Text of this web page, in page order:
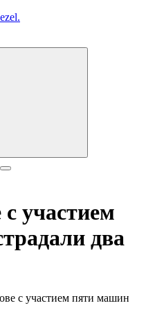
новинок популярных
участием
два
с участием пяти машин